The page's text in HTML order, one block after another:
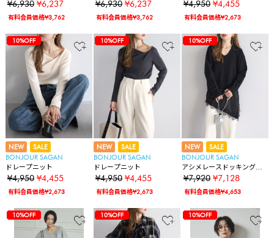
ウェット
¥6,930 ¥6,237
有料会員価格¥3,762
ウェット
¥6,930 ¥6,237
有料会員価格¥3,762
¥4,950 ¥4,455
有料会員価格¥2,673
83%OFF
10%OFF
10%OFF
10%OFF
10%OFF
10%OFF
10%OFF
10%OFF
10%OFF
NEW
SALE
BONJOUR SAGAN
ドレープニット
¥4,950 ¥4,455
有料会員価格¥2,673
83%OFF
10%OFF
10%OFF
10%OFF
10%OFF
10%OFF
10%OFF
10%OFF
10%OFF
10%OFF
NEW
SALE
BONJOUR SAGAN
ドレープニット
¥4,950 ¥4,455
有料会員価格¥2,673
83%OFF
10%OFF
10%OFF
10%OFF
10%OFF
10%OFF
10%OFF
10%OFF
10%OFF
10%OFF
10%OFF
NEW
SALE
BONJOUR SAGAN
アシメレースドッキングニ
ット
¥7,920 ¥7,128
有料会員価格¥4,653
83%OFF
10%OFF
10%OFF
10%OFF
10%OFF
10%OFF
10%OFF
10%OFF
10%OFF
10%OFF
10%OFF
10%OFF 83%OFF
10%OFF
10%OFF
10%OFF
10%OFF
10%OFF
10%OFF
10%OFF
10%OFF
10%OFF
10%OFF
10%OFF
10%OFF 83%OFF
10%OFF
10%OFF
10%OFF
10%OFF
10%OFF
10%OFF
10%OFF
10%OFF
10%OFF
10%OFF
10%OFF
10%OFF
10%OFF